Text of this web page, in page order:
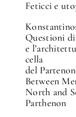
Feticci e
Questioni
e
cella
del
Between
North and
Parthenon